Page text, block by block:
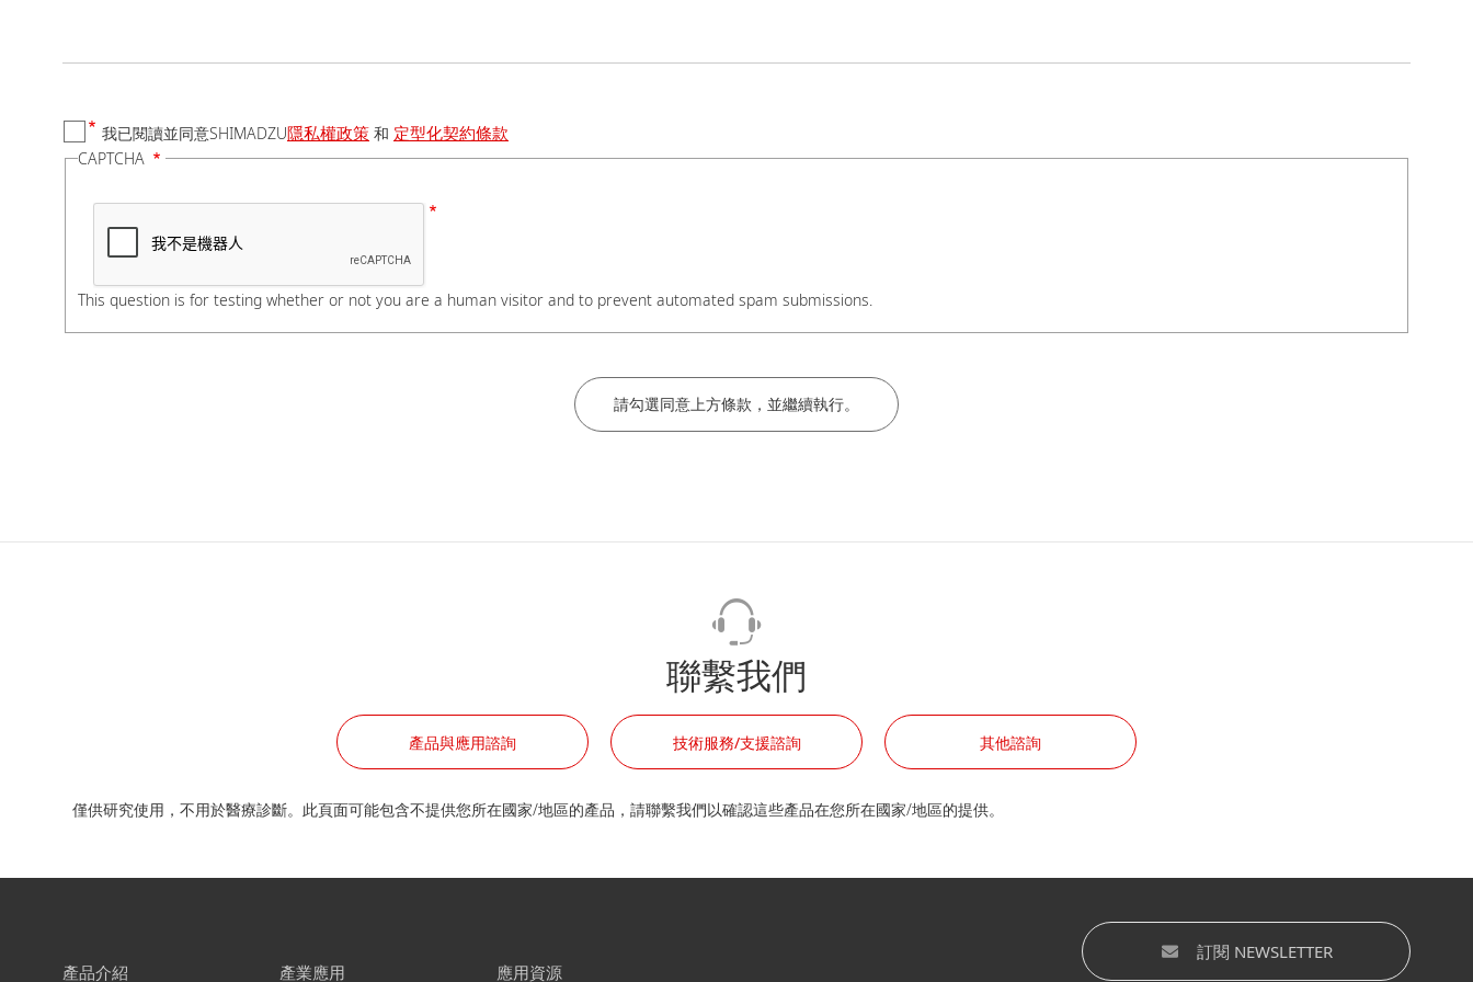
電話號碼
公司/學校名稱
若您是學生，請在科系名稱後加上實驗室教授姓名，謝謝。
我們建議您創建屬於自己的帳號。
我已閱讀並同意SHIMADZU隱私權政策 和 定型化契約條款
CAPTCHA
This question is for testing whether or not you are a human visitor and to prevent automated spam submissions.
聯繫我們
產品與應用諮詢 技術服務/支援諮詢 其他諮詢
僅供研究使用，不用於醫療診斷。此頁面可能包含不提供您所在國家/地區的產品，請聯繫我們以確認這些產品在您所在國家/地區的提供。
產品介紹 產業應用 應用資源
訂閱 NEWSLETTER